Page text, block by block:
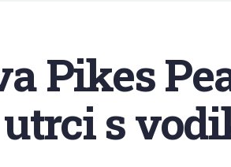
Pikes
s